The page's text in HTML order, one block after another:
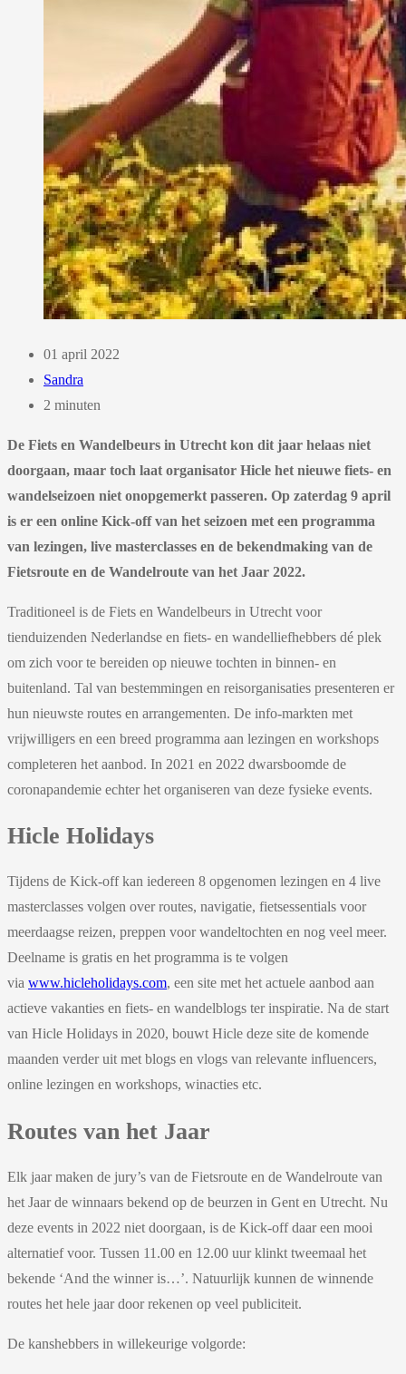
01 april 2022
Sandra
2 minuten
De Fiets en Wandelbeurs in Utrecht kon dit jaar helaas niet
doorgaan, maar toch laat organisator Hicle het nieuwe fiets- en
wandelseizoen niet onopgemerkt passeren. Op zaterdag 9 april
is er een online Kick-off van het seizoen met een programma
van lezingen, live masterclasses en de bekendmaking van de
Fietsroute en de Wandelroute van het Jaar 2022.
Traditioneel is de Fiets en Wandelbeurs in Utrecht voor
tienduizenden Nederlandse en fiets- en wandelliefhebbers dé plek
om zich voor te bereiden op nieuwe tochten in binnen- en
buitenland. Tal van bestemmingen en reisorganisaties presenteren er
hun nieuwste routes en arrangementen. De info-markten met
vrijwilligers en een breed programma aan lezingen en workshops
completeren het aanbod. In 2021 en 2022 dwarsboomde de
coronapandemie echter het organiseren van deze fysieke events.
Hicle Holidays
Tijdens de Kick-off kan iedereen 8 opgenomen lezingen en 4 live
masterclasses volgen over routes, navigatie, fietsessentials voor
meerdaagse reizen, preppen voor wandeltochten en nog veel meer.
Deelname is gratis en het programma is te volgen
via www.hicleholidays.com, een site met het actuele aanbod aan
actieve vakanties en fiets- en wandelblogs ter inspiratie. Na de start
van Hicle Holidays in 2020, bouwt Hicle deze site de komende
maanden verder uit met blogs en vlogs van relevante influencers,
online lezingen en workshops, winacties etc.
Routes van het Jaar
Elk jaar maken de jury’s van de Fietsroute en de Wandelroute van
het Jaar de winnaars bekend op de beurzen in Gent en Utrecht. Nu
deze events in 2022 niet doorgaan, is de Kick-off daar een mooi
alternatief voor. Tussen 11.00 en 12.00 uur klinkt tweemaal het
bekende ‘And the winner is…’. Natuurlijk kunnen de winnende
routes het hele jaar door rekenen op veel publiciteit.
De kanshebbers in willekeurige volgorde: